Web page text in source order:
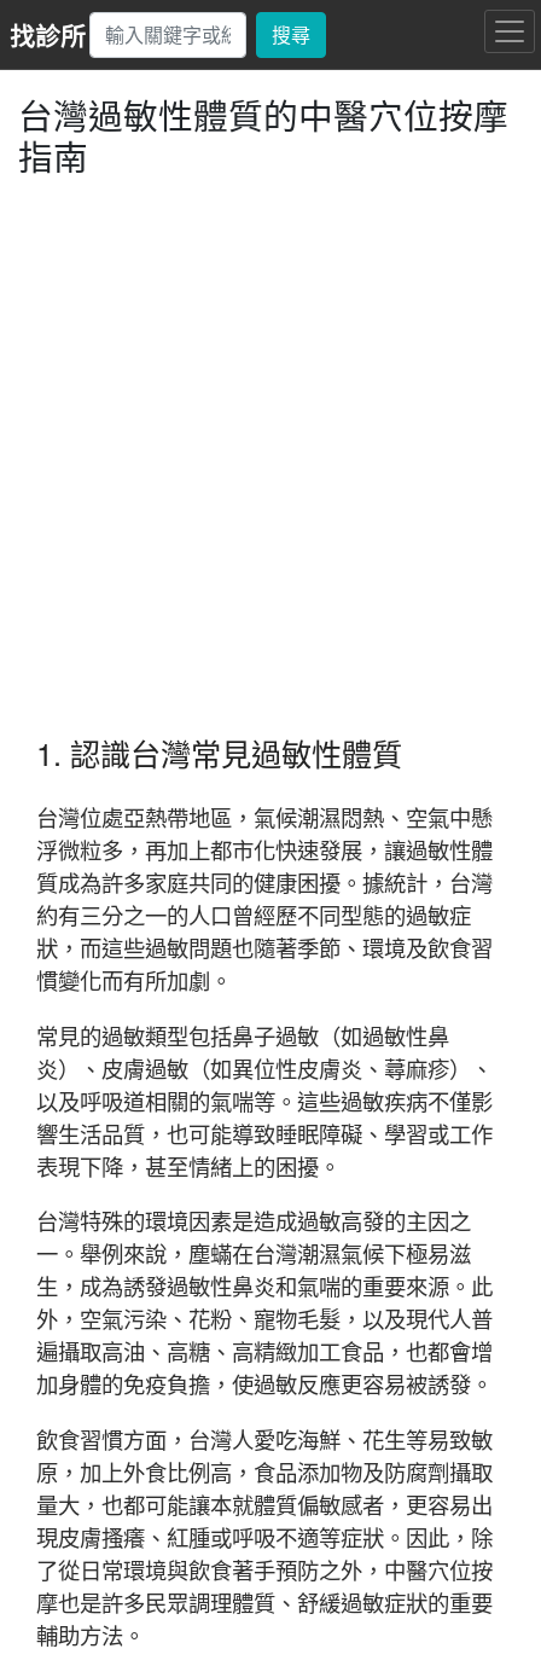
找診所 搜尋
台灣過敏性體質的中醫穴位按摩
指南
1. 認識台灣常見過敏性體質
台灣位處亞熱帶地區，氣候潮濕悶熱、空氣中懸
浮微粒多，再加上都市化快速發展，讓過敏性體
質成為許多家庭共同的健康困擾。據統計，台灣
約有三分之一的人口曾經歷不同型態的過敏症
狀，而這些過敏問題也隨著季節、環境及飲食習
慣變化而有所加劇。
常見的過敏類型包括鼻子過敏（如過敏性鼻
炎）、皮膚過敏（如異位性皮膚炎、蕁麻疹）、
以及呼吸道相關的氣喘等。這些過敏疾病不僅影
響生活品質，也可能導致睡眠障礙、學習或工作
表現下降，甚至情緒上的困擾。
台灣特殊的環境因素是造成過敏高發的主因之
一。舉例來說，塵蟎在台灣潮濕氣候下極易滋
生，成為誘發過敏性鼻炎和氣喘的重要來源。此
外，空氣污染、花粉、寵物毛髮，以及現代人普
遍攝取高油、高糖、高精緻加工食品，也都會增
加身體的免疫負擔，使過敏反應更容易被誘發。
飲食習慣方面，台灣人愛吃海鮮、花生等易致敏
原，加上外食比例高，食品添加物及防腐劑攝取
量大，也都可能讓本就體質偏敏感者，更容易出
現皮膚搔癢、紅腫或呼吸不適等症狀。因此，除
了從日常環境與飲食著手預防之外，中醫穴位按
摩也是許多民眾調理體質、舒緩過敏症狀的重要
輔助方法。